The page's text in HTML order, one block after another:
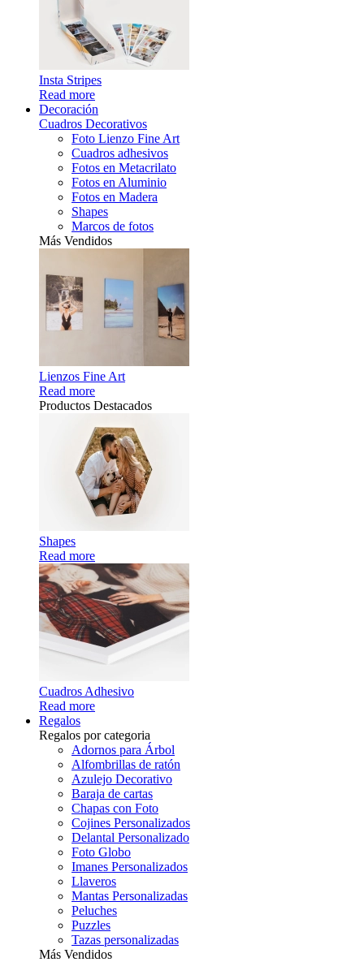
Insta Stripes
Read more
Decoración
Cuadros Decorativos
Foto Lienzo Fine Art
Cuadros adhesivos
Fotos en Metacrilato
Fotos en Aluminio
Fotos en Madera
Shapes
Marcos de fotos
Más Vendidos
Lienzos Fine Art
Read more
Productos Destacados
Shapes
Read more
Cuadros Adhesivo
Read more
Regalos
Regalos por categoria
Adornos para Árbol
Alfombrillas de ratón
Azulejo Decorativo
Baraja de cartas
Chapas con Foto
Cojines Personalizados
Delantal Personalizado
Foto Globo
Imanes Personalizados
Llaveros
Mantas Personalizadas
Peluches
Puzzles
Tazas personalizadas
Más Vendidos